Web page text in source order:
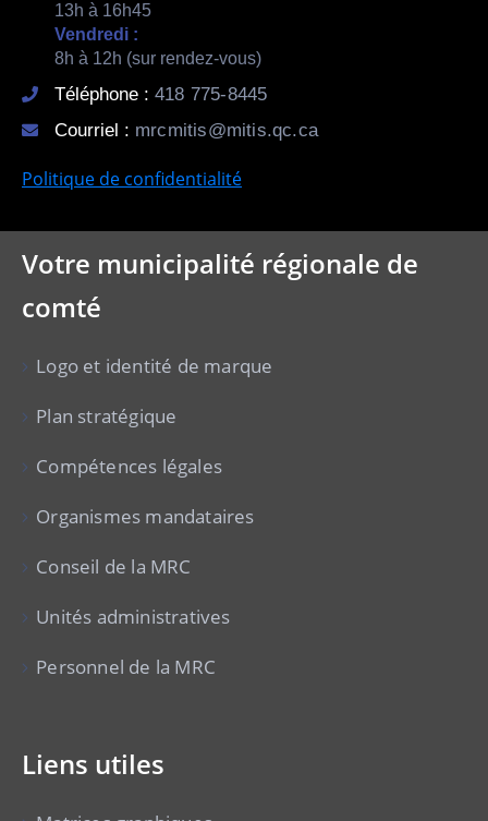
13h à 16h45
Vendredi :
8h à 12h (sur rendez-vous)
Téléphone : 418 775-8445
Courriel : mrcmitis@mitis.qc.ca
Politique de confidentialité
Votre municipalité régionale de
comté
Logo et identité de marque
Plan stratégique
Compétences légales
Organismes mandataires
Conseil de la MRC
Unités administratives
Personnel de la MRC
Liens utiles